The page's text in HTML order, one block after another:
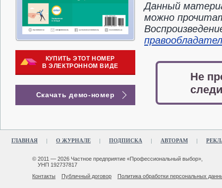
КУПИТЬ ЭТОТ НОМЕР
В ЭЛЕКТРОННОМ ВИДЕ
Скачать демо-номер
Данный
можно
Не
ГЛАВНАЯ О ЖУРНАЛЕ ПОДПИСКА АВТОРАМ
© 2011 — 2026 Частное предприятие «Профессиональный выбор»,
УНП 192737817
Контакты
Публичный договор Политика обработки персональных